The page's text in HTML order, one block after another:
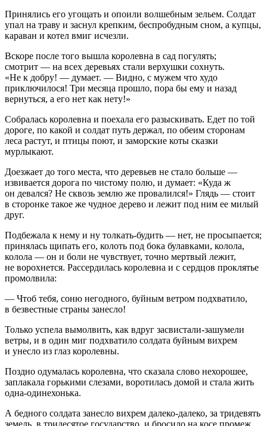
Принялись его угощать и опоили волшебным зельем. Солдат
упал на траву и заснул крепким, беспробудным сном, а купцы,
караван и котел вмиг исчезли.
Вскоре после того вышла королевна в сад погулять;
смотрит — на всех деревьях стали верхушки сохнуть.
«Не к добру! — думает. — Видно, с мужем что худо
приключилося! Три месяца прошло, пора бы ему и назад
вернуться, а его нет как нету!»
Собралась королевна и поехала его разыскивать. Едет по той
дороге, по какой и солдат путь держал, по обеим сторонам
леса растут, и птицы поют, и заморские коты сказки
мурлыкают.
Доезжает до того места, что деревьев не стало больше —
извивается дорога по чистому полю, и думает: «Куда ж
он девался? Не сквозь землю же провалился!» Глядь — стоит
в сторонке такое же чудное дерево и лежит под ним ее милый
друг.
Подбежала к нему и ну толкать-будить — нет, не просыпается;
принялась щипать его, колоть под бока булавками, колола,
колола — он и боли не чувствует, точно мертвый лежит,
не ворохнется. Рассердилась королевна и с сердцов проклятье
промолвила:
— Чтоб тебя, соню негодного, буйным ветром подхватило,
в безвестные страны занесло!
Только успела вымолвить, как вдруг засвистали-зашумели
ветры, и в один миг подхватило солдата буйным вихрем
и унесло из глаз королевны.
Поздно одумалась королевна, что сказала слово нехорошее,
заплакала горькими слезами, воротилась домой и стала жить
одна-одинехонька.
А бедного солдата занесло вихрем далеко-далеко, за тридевять